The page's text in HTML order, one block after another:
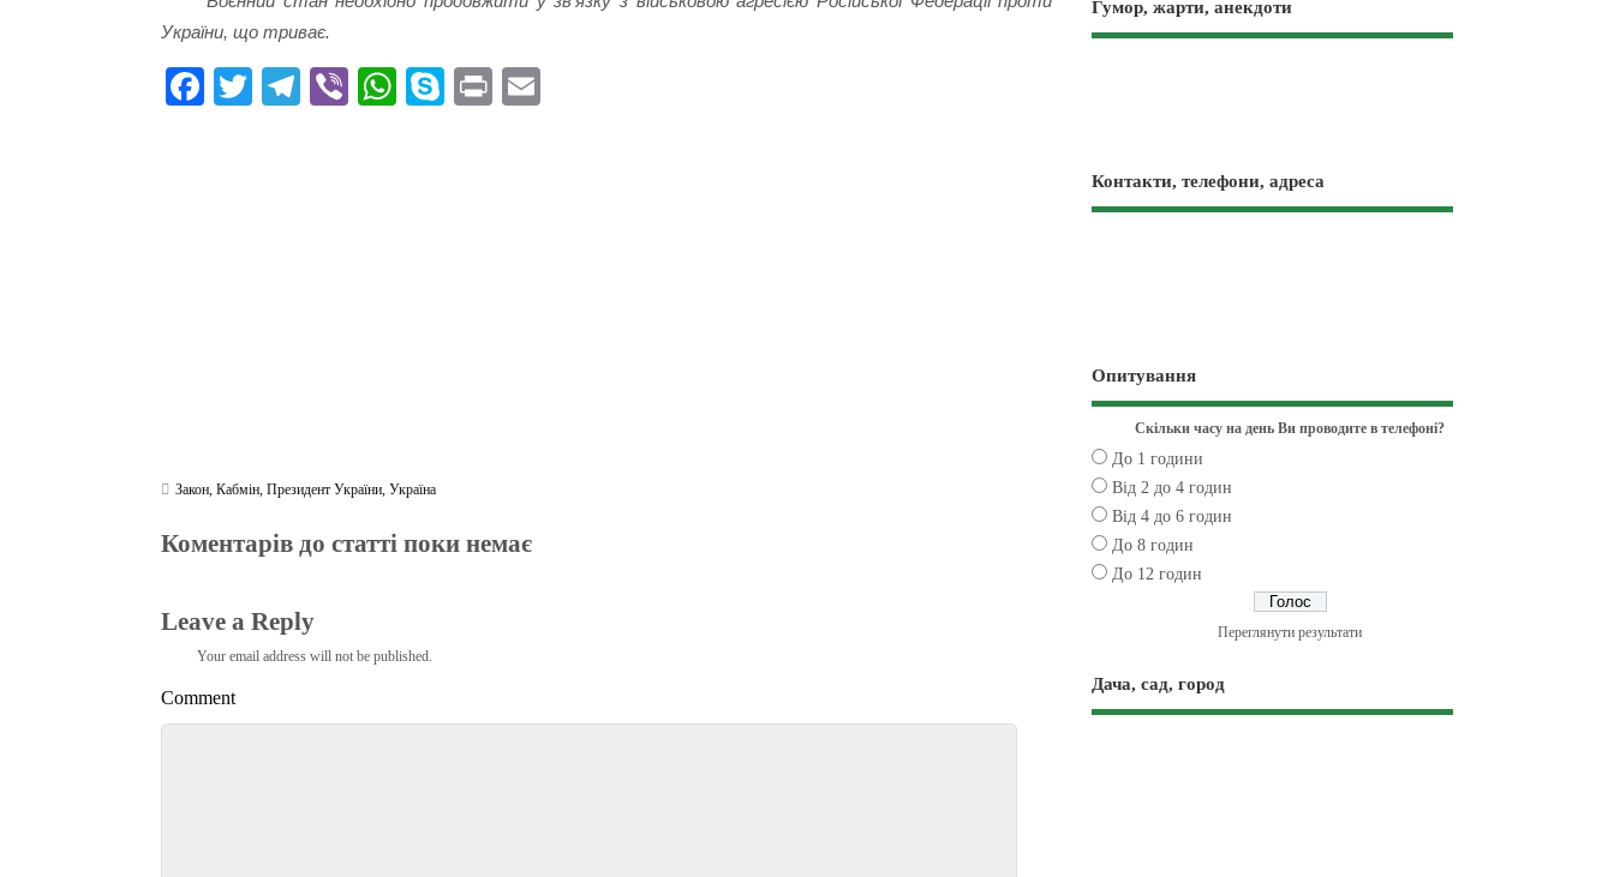
України, що триває.
Fa T
Te Vi
W
S
Pr
Закон,Кабмін,Президент України,Україна
Коментарів до статті поки немає
Leave a Reply
Your email address will not be published.
Comment
Гумор, жарти, анекдоти
Контакти, телефони, адреса
Опитування
Скільки часу на день Ви проводите в телефоні?
До 1 години
Від 2 до 4 годин
Від 4 до 6 годин
До 8 годин
До 12 годин
Переглянути результати
Дача, сад, город